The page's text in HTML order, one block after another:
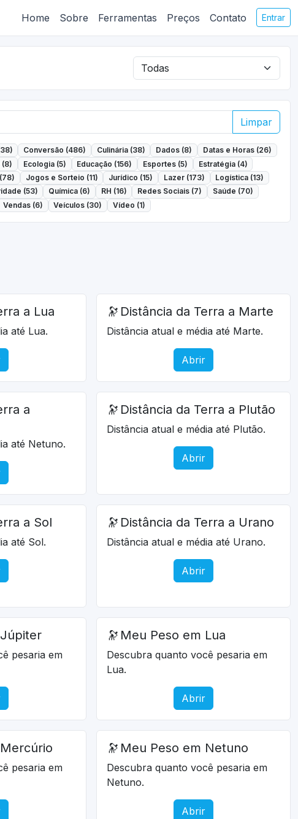
Home Sobre Ferramentas Preços Contato Entrar
Limpar
Conversão (486) Culinária (38) Dados (8)
Datas e Horas (26)
(8) Ecologia (5) Educação (156) Esportes (5)
Estratégia (4)
Jogos e Sorteio (11) Jurídico (15) Lazer (173)
Logística (13)
(53) Química (6) RH (16) Redes Sociais (7)
Saúde (70)
Vendas (6) Veículos (30) Vídeo (1)
a Lua
até Lua.
🔭 Distância da Terra a Marte
Distância atual e média até Marte.
Abrir
a
até Netuno.
🔭 Distância da Terra a Plutão
Distância atual e média até Plutão.
Abrir
a Sol
até Sol.
🔭 Distância da Terra a Urano
Distância atual e média até Urano.
Abrir
pesaria em
🔭 Meu Peso em Lua
Descubra quanto você pesaria em
Lua.
Abrir
pesaria em
🔭 Meu Peso em Netuno
Descubra quanto você pesaria em
Netuno.
Abrir